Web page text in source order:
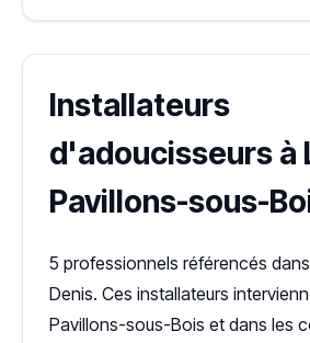
Installateurs
d'adoucisseurs à
Pavillons-sous-
5 professionnels référencés
Denis. Ces installateurs
Pavillons-sous-Bois et dans les